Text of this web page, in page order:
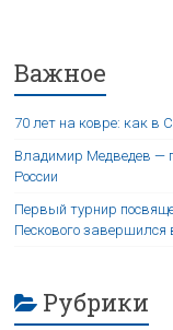
Важное
70 лет на ковре: как в
Владимир Медведев —
России
Первый турнир
Пескового завершился
Рубрики